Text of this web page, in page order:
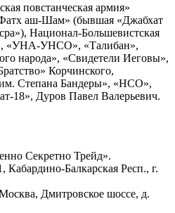
повстанческая армия»
аш-Шам» (бывшая «Джабхат
Национал-Большевистская
«УНА-УНСО», «Талибан»,
народа», «Свидетели Иеговы»,
Корчинского,
Степана Бандеры», «НСО»,
18», Дуров Павел Валерьевич.
Секретно Трейд».
Балкарская Респ., г.
Дмитровское шоссе, д.